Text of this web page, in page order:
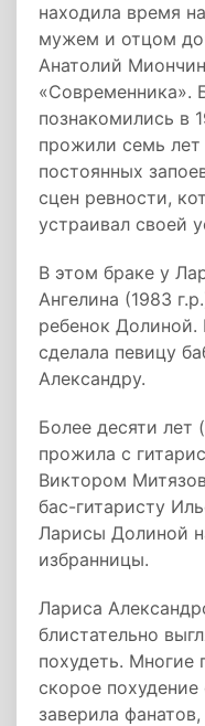
находила время
мужем и отцом
Анатолий
«Современника».
познакомились в
прожили семь лет
постоянных
сцен ревности,
устраивал своей
В этом браке у
Ангелина (1983
ребенок Долиной.
сделала певицу
Александру.
Более десяти лет
прожила с
Виктором
бас-гитаристу
Ларисы Долиной
избранницы.
Лариса
блистательно
похудеть. Многие
скорое
заверила